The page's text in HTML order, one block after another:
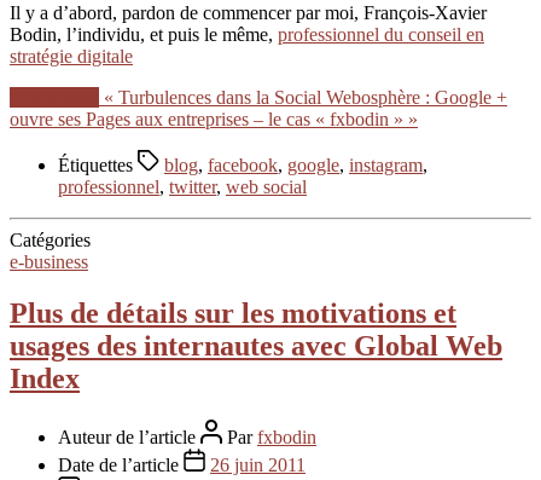
Il y a d’abord, pardon de commencer par moi, François-Xavier
Bodin, l’individu, et puis le même, professionnel du conseil en
stratégie digitale
« Turbulences dans la Social Webosphère : Google +
ouvre ses Pages aux entreprises – le cas « fxbodin » »
Étiquettes blog, facebook, google, instagram,
professionnel, twitter, web social
Catégories
e-business
Plus de détails sur les motivations et
usages des internautes avec Global Web
Index
Auteur de l’article Parfxbodin
Date de l’article
26 juin 2011